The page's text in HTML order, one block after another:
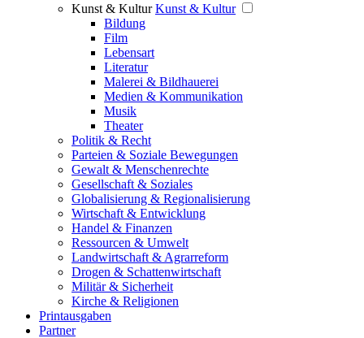
Kunst & Kultur Kunst & Kultur
Bildung
Film
Lebensart
Literatur
Malerei & Bildhauerei
Medien & Kommunikation
Musik
Theater
Politik & Recht
Parteien & Soziale Bewegungen
Gewalt & Menschenrechte
Gesellschaft & Soziales
Globalisierung & Regionalisierung
Wirtschaft & Entwicklung
Handel & Finanzen
Ressourcen & Umwelt
Landwirtschaft & Agrarreform
Drogen & Schattenwirtschaft
Militär & Sicherheit
Kirche & Religionen
Printausgaben
Partner